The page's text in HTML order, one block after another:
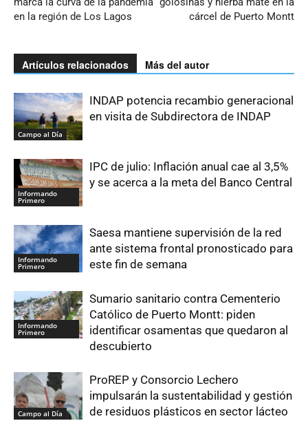
en la región de Los Lagos
cárcel de Puerto Montt
Artículos relacionados Más del autor
Campo al Día
INDAP potencia recambio generacional
en visita de Subdirectora de INDAP
Informando
Primero
IPC de julio: Inflación anual cae al 3,5%
y se acerca a la meta del Banco Central
Informando
Primero
Saesa mantiene supervisión de la red
ante sistema frontal pronosticado para
este fin de semana
Informando
Primero
Sumario sanitario contra Cementerio
Católico de Puerto Montt: piden
identificar osamentas que quedaron al
descubierto
Campo al Día
ProREP y Consorcio Lechero
impulsarán la sustentabilidad y gestión
de residuos plásticos en sector lácteo